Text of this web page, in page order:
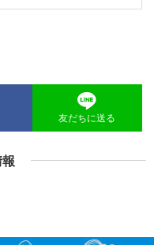
友だちに送る